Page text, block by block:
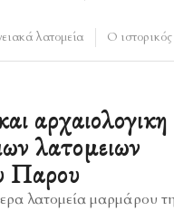
λατομεία Ο
αρχαιολογικη
λατομειων
Παρου
λατομεία μαρμάρου